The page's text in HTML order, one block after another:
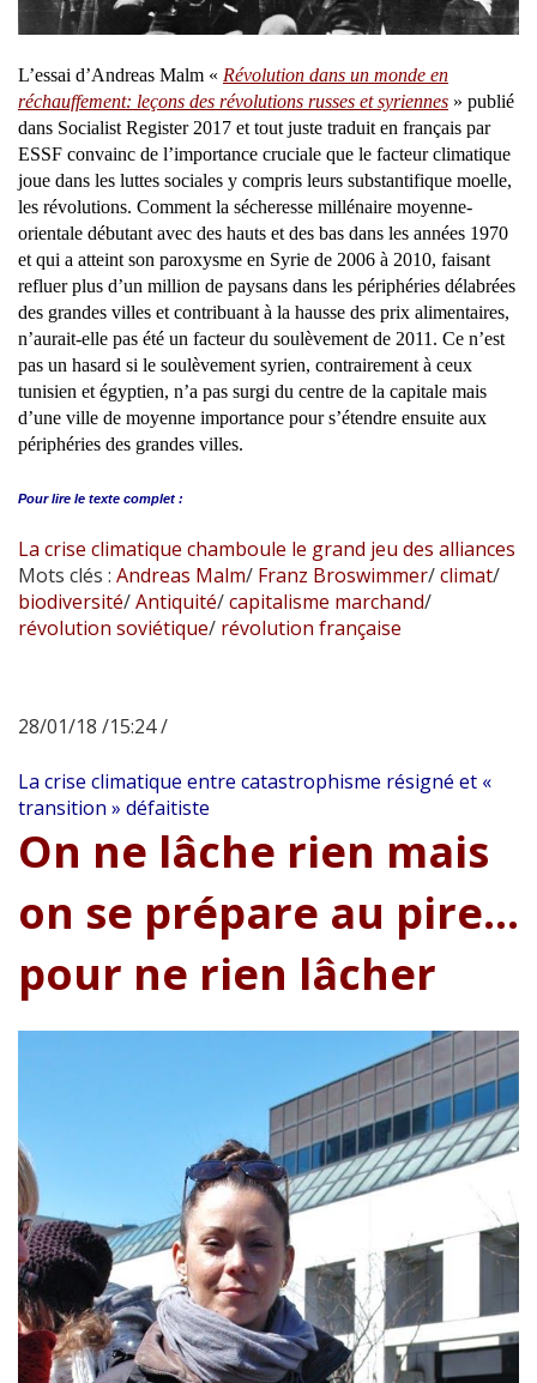
L’essai d’Andreas Malm « Révolution dans un monde en
réchauffement: leçons des révolutions russes et syriennes » publié
dans Socialist Register 2017 et tout juste traduit en français par
ESSF convainc de l’importance cruciale que le facteur climatique
joue dans les luttes sociales y compris leurs substantifique moelle,
les révolutions. Comment la sécheresse millénaire moyenne-
orientale débutant avec des hauts et des bas dans les années 1970
et qui a atteint son paroxysme en Syrie de 2006 à 2010, faisant
refluer plus d’un million de paysans dans les périphéries délabrées
des grandes villes et contribuant à la hausse des prix alimentaires,
n’aurait-elle pas été un facteur du soulèvement de 2011. Ce n’est
pas un hasard si le soulèvement syrien, contrairement à ceux
tunisien et égyptien, n’a pas surgi du centre de la capitale mais
d’une ville de moyenne importance pour s’étendre ensuite aux
périphéries des grandes villes.
Pour lire le texte complet :
La crise climatique chamboule le grand jeu des alliances
Mots clés : Andreas Malm/ Franz Broswimmer/climat/
biodiversité/Antiquité/capitalisme marchand/
révolution soviétique/ révolution française
28/01/18 /15:24 /
La crise climatique entre catastrophisme résigné et «
transition » défaitiste
On ne lâche rien mais
on se prépare au pire…
pour ne rien lâcher